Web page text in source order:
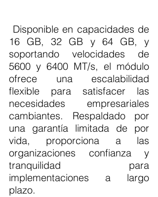
16 GB, 32 GB y 64 GB, y
soportando velocidades de
5600 y 6400 MT/s, el módulo
ofrece una escalabilidad
flexible para satisfacer las
necesidades empresariales
cambiantes. Respaldado por
una garantía limitada de por
vida, proporciona a las
organizaciones confianza y
tranquilidad para
implementaciones a largo
plazo.